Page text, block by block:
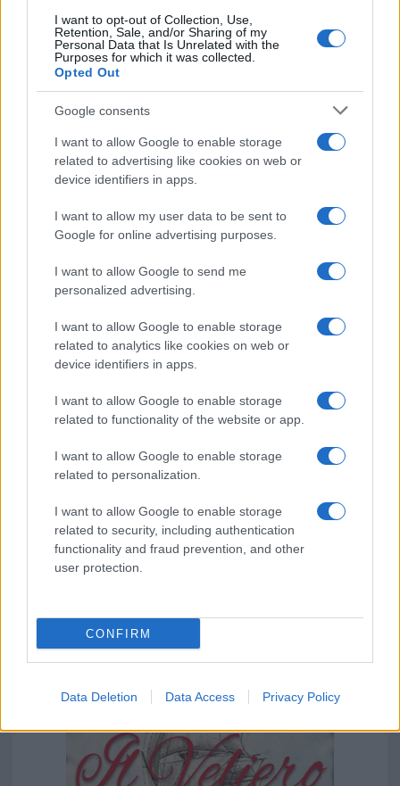
I want to opt-out of Collection, Use,
Retention, Sale, and/or Sharing of my
Personal Data that Is Unrelated with the
Purposes for which it was collected.
Opted Out
Google consents
I want to allow Google to enable storage
related to advertising like cookies on web or
device identifiers in apps.
I want to allow my user data to be sent to
Google for online advertising purposes.
I want to allow Google to send me
personalized advertising.
I want to allow Google to enable storage
related to analytics like cookies on web or
device identifiers in apps.
I want to allow Google to enable storage
related to functionality of the website or app.
I want to allow Google to enable storage
related to personalization.
I want to allow Google to enable storage
related to security, including authentication
functionality and fraud prevention, and other
user protection.
CONFIRM
Data Deletion Data Access Privacy Policy